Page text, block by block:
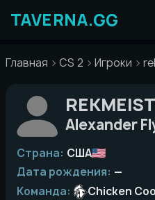
содержимому
Главная CS 2 Игроки
Alexander
Страна: США
Дата рождения: —
Команда:
Chicken